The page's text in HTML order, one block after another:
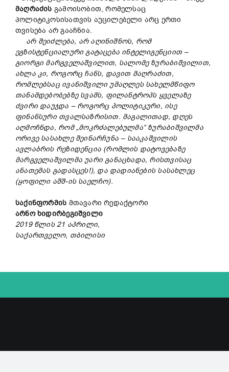
მაღრაძის გამოისობით, რომელსაც
პოლიტიკოსისათვის აუცილებელი არც ერთი
თვისება არ გააჩნია.
არ შეიძლება, არ აღინიშნოს, რომ
ეგზისტენციალური გატაცება ინტელიგენციით –
გიორგი მარგველაშვილით, სალომე ზურაბიშვილით,
ახლა კი, როგორც ჩანს, დავით მაღრაძით,
რომლებსაც ივანიშვილი უმაღლეს სახელმწიფო
თანამდებობებზე სვამს, ფილანტროპს ყველაზე
ძვირი დაუჯდა – როგორც პოლიტიკური, ისე
ფინანსური თვალსაზრისით. მაგალითად, დღეს
აღმოჩნდა, რომ „მოკრძალებულმა“ ზურაბიშვილმა
ორივე სასახლე შეინარჩუნა – სააკაშვილის
ავლაბრის რეზიდენცია (რომლის დატოვებაზე
მარგველაშვილმა უარი განაცხადა, რისთვისაც
ანათემას გადასცეს!), და დადიანების სასახლეც
(ყოფილი აშშ-ის საელჩო).
საქინფორმის მთავარი რედაქტორი
არნო ხიდირბეგიშვილი
2019 წლის 21 აპრილი,
საქართველო, თბილისი